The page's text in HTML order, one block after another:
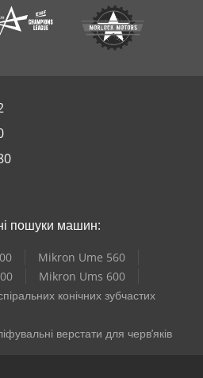
пошуки машин:
Mikron Ume 560
Mikron Ums 600
конічних зубчастих
верстати для черв’яків